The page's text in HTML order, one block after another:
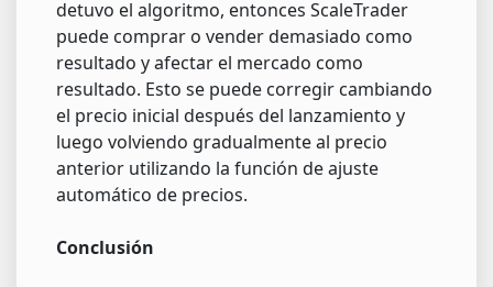
detuvo el algoritmo, entonces ScaleTrader
puede comprar o vender demasiado como
resultado y afectar el mercado como
resultado. Esto se puede corregir cambiando
el precio inicial después del lanzamiento y
luego volviendo gradualmente al precio
anterior utilizando la función de ajuste
automático de precios.
Conclusión